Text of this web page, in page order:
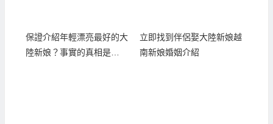
保證介紹年輕漂亮最好的大
陸新娘？事實的真相是…
立即找到伴侶娶大陸新娘越
南新娘婚姻介紹